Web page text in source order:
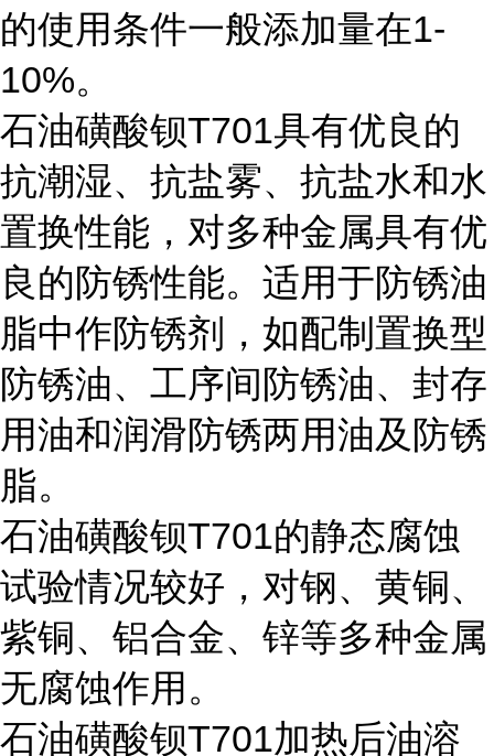
的使用条件一般添加量在1-
10%。
石油磺酸钡T701具有优良的
抗潮湿、抗盐雾、抗盐水和水
置换性能，对多种金属具有优
良的防锈性能。适用于防锈油
脂中作防锈剂，如配制置换型
防锈油、工序间防锈油、封存
用油和润滑防锈两用油及防锈
脂。
石油磺酸钡T701的静态腐蚀
试验情况较好，对钢、黄铜、
紫铜、铝合金、锌等多种金属
无腐蚀作用。
石油磺酸钡T701加热后油溶